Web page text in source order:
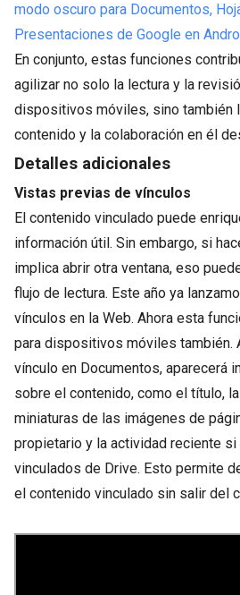
modo oscuro para Documentos,
Presentaciones de Google en
En conjunto, estas funciones
agilizar no solo la lectura y la
dispositivos móviles, sino también
contenido y la colaboración en él
Detalles adicionales
Vistas previas de vínculos
El contenido vinculado puede
información útil. Sin embargo, si
implica abrir otra ventana, eso
flujo de lectura. Este año ya
vínculos en la Web. Ahora esta
para dispositivos móviles también.
vínculo en Documentos, aparecerá
sobre el contenido, como el título,
miniaturas de las imágenes de
propietario y la actividad reciente
vinculados de Drive. Esto permite
el contenido vinculado sin salir del